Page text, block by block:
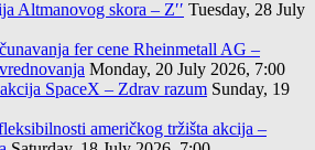
Altmanovog skora – Z′′ Tuesday, 28 July
fer cene Rheinmetall AG –
Monday, 20 July 2026, 7:00
SpaceX – Zdrav razum Sunday, 19
američkog tržišta akcija –